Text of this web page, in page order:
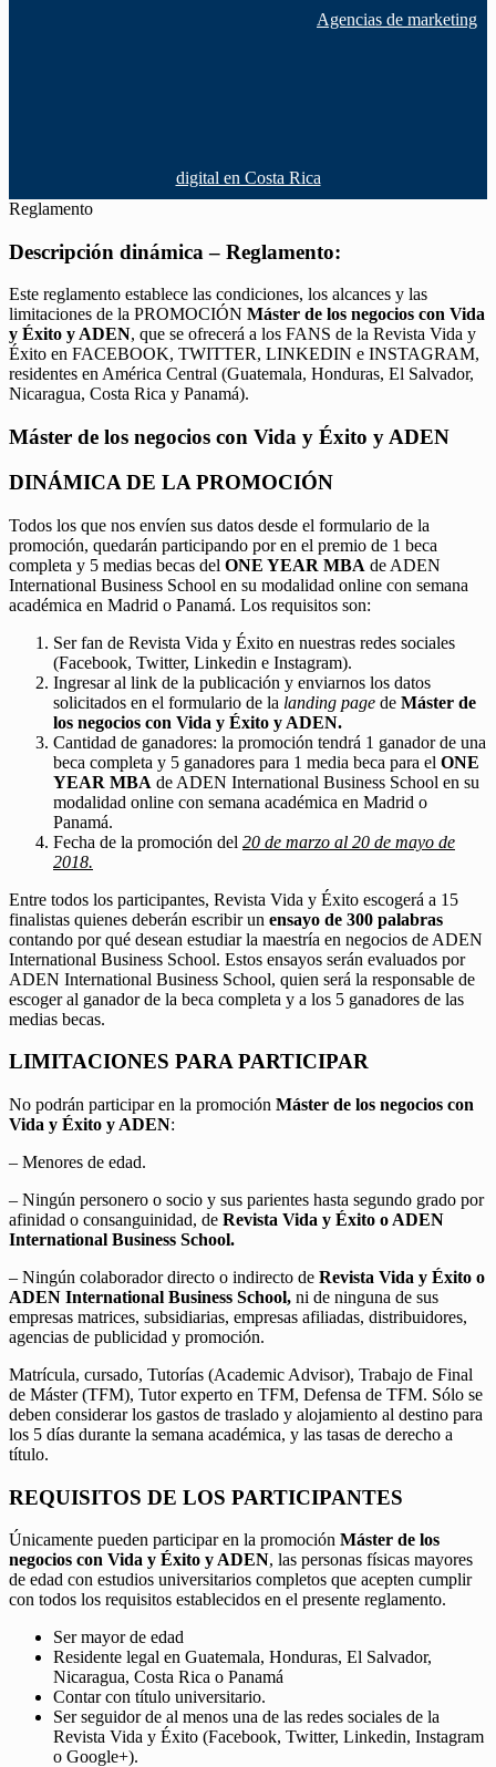
Agencias de marketing
digital en Costa Rica
Reglamento
Descripción dinámica – Reglamento:
Este reglamento establece las condiciones, los alcances y las
limitaciones de la PROMOCIÓN Máster de los negocios con Vida
y Éxito y ADEN, que se ofrecerá a los FANS de la Revista Vida y
Éxito en FACEBOOK, TWITTER, LINKEDIN e INSTAGRAM,
residentes en América Central (Guatemala, Honduras, El Salvador,
Nicaragua, Costa Rica y Panamá).
Máster de los negocios con Vida y Éxito y ADEN
DINÁMICA DE LA PROMOCIÓN
Todos los que nos envíen sus datos desde el formulario de la
promoción, quedarán participando por en el premio de 1 beca
completa y 5 medias becas del ONE YEAR MBA de ADEN
International Business School en su modalidad online con semana
académica en Madrid o Panamá. Los requisitos son:
Ser fan de Revista Vida y Éxito en nuestras redes sociales
(Facebook, Twitter, Linkedin e Instagram).
Ingresar al link de la publicación y enviarnos los datos
solicitados en el formulario de la landing page de Máster de
los negocios con Vida y Éxito y ADEN.
Cantidad de ganadores: la promoción tendrá 1 ganador de una
beca completa y 5 ganadores para 1 media beca para el ONE
YEAR MBA de ADEN International Business School en su
modalidad online con semana académica en Madrid o
Panamá.
Fecha de la promoción del 20 de marzo al 20 de mayo de
2018.
Entre todos los participantes, Revista Vida y Éxito escogerá a 15
finalistas quienes deberán escribir un ensayo de 300 palabras
contando por qué desean estudiar la maestría en negocios de ADEN
International Business School. Estos ensayos serán evaluados por
ADEN International Business School, quien será la responsable de
escoger al ganador de la beca completa y a los 5 ganadores de las
medias becas.
LIMITACIONES PARA PARTICIPAR
No podrán participar en la promoción Máster de los negocios con
Vida y Éxito y ADEN:
– Menores de edad.
– Ningún personero o socio y sus parientes hasta segundo grado por
afinidad o consanguinidad, de Revista Vida y Éxito o ADEN
International Business School.
– Ningún colaborador directo o indirecto de Revista Vida y Éxito o
ADEN International Business School, ni de ninguna de sus
empresas matrices, subsidiarias, empresas afiliadas, distribuidores,
agencias de publicidad y promoción.
Matrícula, cursado, Tutorías (Academic Advisor), Trabajo de Final
de Máster (TFM), Tutor experto en TFM, Defensa de TFM. Sólo se
deben considerar los gastos de traslado y alojamiento al destino para
los 5 días durante la semana académica, y las tasas de derecho a
título.
REQUISITOS DE LOS PARTICIPANTES
Únicamente pueden participar en la promoción Máster de los
negocios con Vida y Éxito y ADEN, las personas físicas mayores
de edad con estudios universitarios completos que acepten cumplir
con todos los requisitos establecidos en el presente reglamento.
Ser mayor de edad
Residente legal en Guatemala, Honduras, El Salvador,
Nicaragua, Costa Rica o Panamá
Contar con título universitario.
Ser seguidor de al menos una de las redes sociales de la
Revista Vida y Éxito (Facebook, Twitter, Linkedin, Instagram
o Google+).